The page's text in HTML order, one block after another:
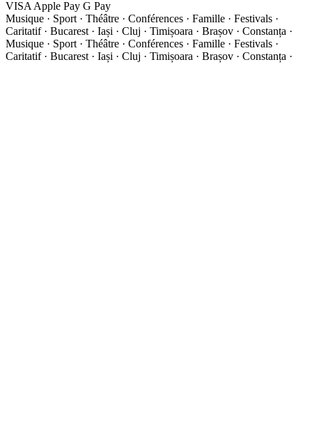
VISA Apple Pay G Pay
Musique · Sport · Théâtre · Conférences · Famille · Festivals ·
Caritatif · Bucarest · Iași · Cluj · Timișoara · Brașov · Constanța ·
Musique · Sport · Théâtre · Conférences · Famille · Festivals ·
Caritatif · Bucarest · Iași · Cluj · Timișoara · Brașov · Constanța ·